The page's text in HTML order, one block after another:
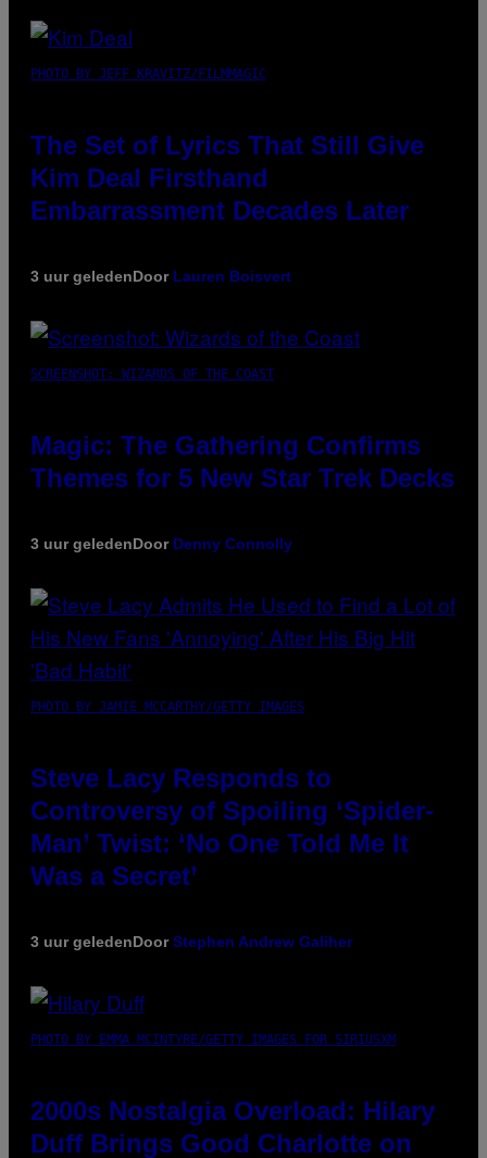
PHOTO BY JEFF KRAVITZ/FILMMAGIC
The Set of Lyrics That Still Give
Kim Deal Firsthand
Embarrassment Decades Later
3 uur geledenDoor Lauren Boisvert
SCREENSHOT: WIZARDS OF THE COAST
Magic: The Gathering Confirms
Themes for 5 New Star Trek Decks
3 uur geledenDoor Denny Connolly
PHOTO BY JAMIE MCCARTHY/GETTY IMAGES
Steve Lacy Responds to
Controversy of Spoiling ‘Spider-
Man’ Twist: ‘No One Told Me It
Was a Secret’
3 uur geledenDoorStephen Andrew Galiher
PHOTO BY EMMA MCINTYRE/GETTY IMAGES FOR SIRIUSXM
2000s Nostalgia Overload: Hilary
Duff Brings Good Charlotte on